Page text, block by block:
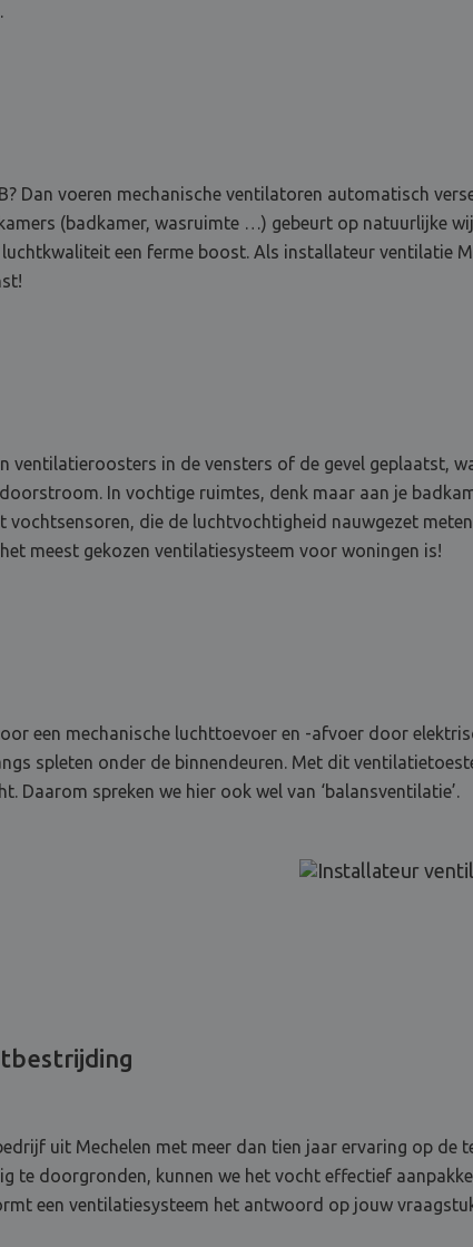
Dan voeren mechanische ventilatoren automatisch
(badkamer, wasruimte …) gebeurt op natuurlijke
een ferme boost. Als installateur ventilatie
ventilatieroosters in de vensters of de gevel geplaatst,
In vochtige ruimtes, denk maar aan je
die de luchtvochtigheid nauwgezet
meest gekozen ventilatiesysteem voor woningen is!
een mechanische luchttoevoer en -afvoer door
spleten onder de binnendeuren. Met dit
Daarom spreken we hier ook wel van ‘balansventilatie’.
uit Mechelen met meer dan tien jaar ervaring op
te doorgronden, kunnen we het vocht effectief
een ventilatiesysteem het antwoord op jouw